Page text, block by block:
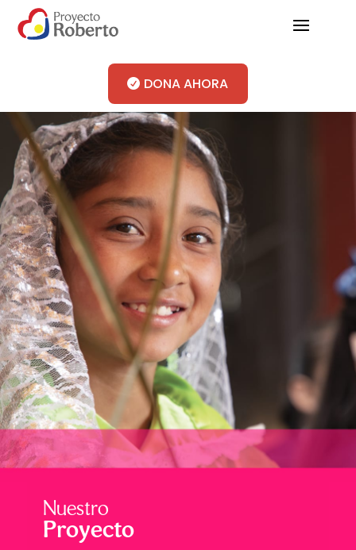
DONA AHORA
Nuestro
Proyecto